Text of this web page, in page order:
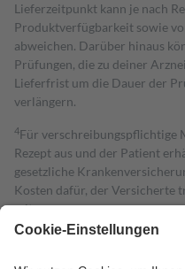
Lieferzeitpunkt kann je nach
Produktverfügbarkeit sowie
abweichen. Darüber hinaus
Prüfungen, die zu deiner
Lieferfrist um die Dauer der
verlängern.
4Für verschreibungspflichtige
Rezept aus und der Patient
gesetzliche
Kosten dafür, der Versicherte
mit.
Grundsätzlich leisten
höchstens zehn Euro.
Es sind